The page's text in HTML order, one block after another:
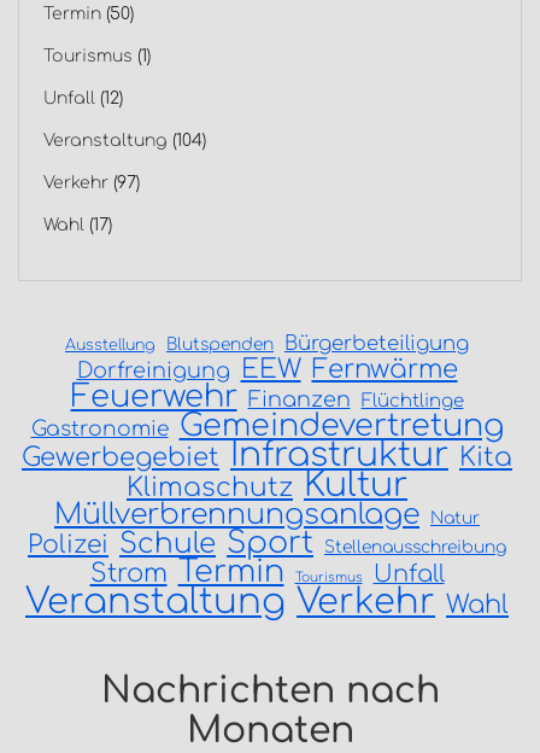
Termin (50)
Tourismus (1)
Unfall (12)
Veranstaltung (104)
Verkehr (97)
Wahl (17)
Ausstellung Blutspenden Bürgerbeteiligung
Dorfreinigung EEW Fernwärme
Feuerwehr Finanzen Flüchtlinge
Gastronomie Gemeindevertretung
Gewerbegebiet Infrastruktur Kita
Klimaschutz Kultur
Müllverbrennungsanlage Natur
Polizei Schule Sport Stellenausschreibung
Strom Termin Tourismus Unfall
Veranstaltung Verkehr Wahl
Nachrichten nach
Monaten